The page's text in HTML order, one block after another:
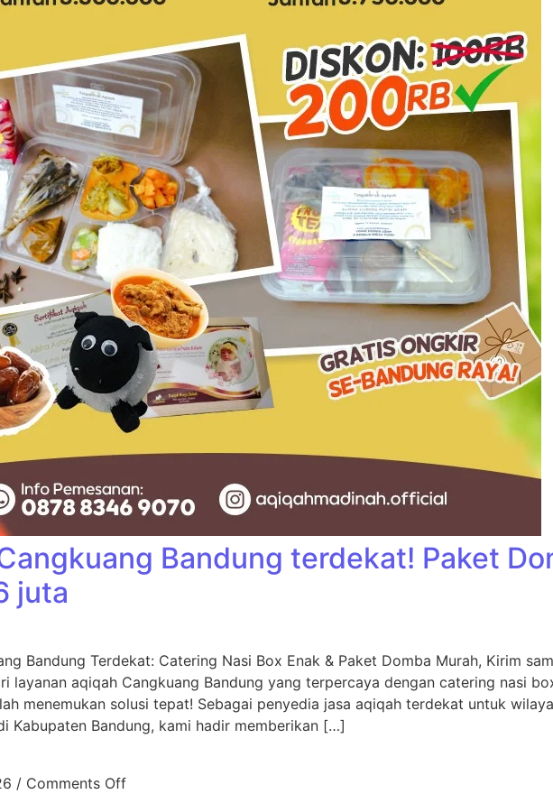
Bandung terdekat! Paket
juta
Bandung Terdekat: Catering Nasi Box Enak & Paket Domba Murah, Kirim
layanan aqiqah Cangkuang Bandung yang terpercaya dengan catering nasi
menemukan solusi tepat! Sebagai penyedia jasa aqiqah terdekat untuk
Kabupaten Bandung, kami hadir memberikan […]
/ Comments Off